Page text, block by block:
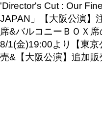
'Director's Cut : Our
JAPAN」【大阪公演】
席&バルコニーＢＯＸ
8/1(金)19:00より【東京
売&【大阪公演】追加販